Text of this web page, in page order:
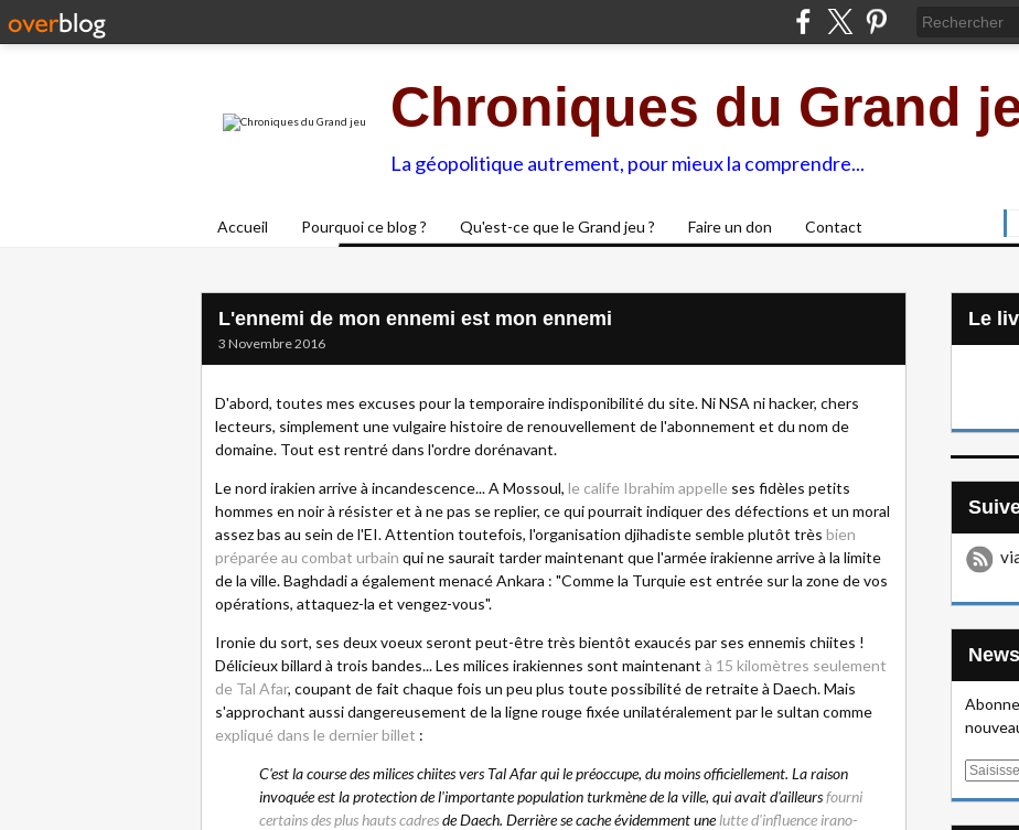
Chroniques du Grand
La géopolitique autrement, pour mieux la comprendre...
Accueil Pourquoi ce blog ? Qu'est-ce que le Grand jeu ? Faire un don Contact
L'ennemi de mon ennemi est mon ennemi
3 Novembre 2016
D'abord, toutes mes excuses pour la temporaire indisponibilité du site. Ni NSA ni hacker, chers
lecteurs, simplement une vulgaire histoire de renouvellement de l'abonnement et du nom de
domaine. Tout est rentré dans l'ordre dorénavant.
Le nord irakien arrive à incandescence... A Mossoul, le calife Ibrahim appelle ses fidèles petits
hommes en noir à résister et à ne pas se replier, ce qui pourrait indiquer des défections et un moral
assez bas au sein de l'EI. Attention toutefois, l'organisation djihadiste semble plutôt très bien
préparée au combat urbain qui ne saurait tarder maintenant que l'armée irakienne arrive à la limite
de la ville. Baghdadi a également menacé Ankara : "Comme la Turquie est entrée sur la zone de vos
opérations, attaquez-la et vengez-vous".
Ironie du sort, ses deux voeux seront peut-être très bientôt exaucés par ses ennemis chiites !
Délicieux billard à trois bandes... Les milices irakiennes sont maintenant à 15 kilomètres seulement
de Tal Afar, coupant de fait chaque fois un peu plus toute possibilité de retraite à Daech. Mais
s'approchant aussi dangereusement de la ligne rouge fixée unilatéralement par le sultan comme
expliqué dans le dernier billet :
C'est la course des milices chiites vers Tal Afar qui le préoccupe, du moins officiellement. La raison
invoquée est la protection de l'importante population turkmène de la ville, qui avait d'ailleursfourni
certains des plus hauts cadresde Daech. Derrière se cache évidemment unelutte d'influence irano-
Le
E